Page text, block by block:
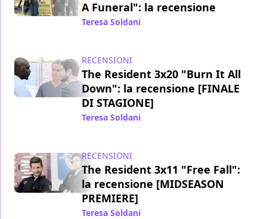
A Funeral": la recensione
Teresa Soldani
RECENSIONI
The Resident 3x20 "Burn It All
Down": la recensione [FINALE
DI STAGIONE]
Teresa Soldani
RECENSIONI
The Resident 3x11 "Free Fall":
la recensione [MIDSEASON
PREMIERE]
Teresa Soldani